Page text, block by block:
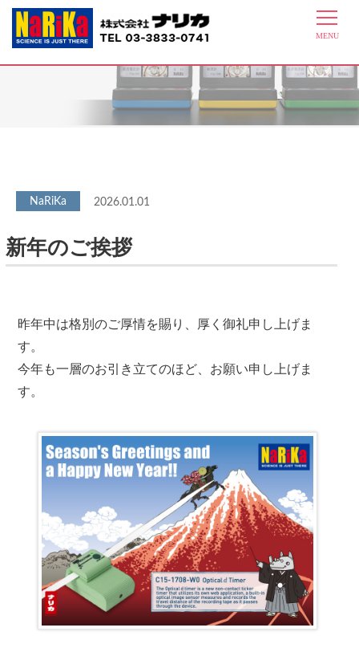
最新情報
2026.01.01
新年のご挨拶
昨年中は格別のご厚情を賜り、厚く御礼申し上げま
す。
今年も一層のお引き立てのほど、お願い申し上げま
す。